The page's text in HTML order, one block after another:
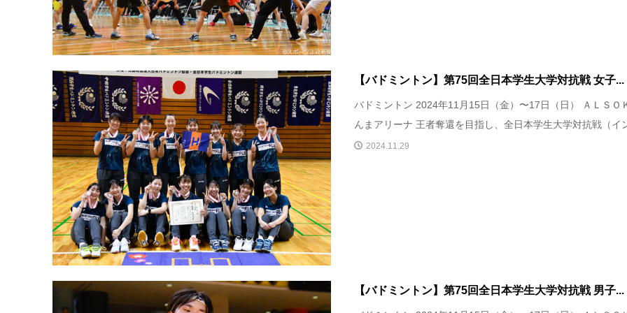
【バドミントン】第75回全日本学生大学対抗戦 女子...
バドミントン 2024年11月15日（金）〜17日（日） ＡＬＳＯ
んまアリーナ 王者奪還を目指し、全日本学生大学対抗戦（イ
2024.11.29
【バドミントン】第75回全日本学生大学対抗戦 男子...